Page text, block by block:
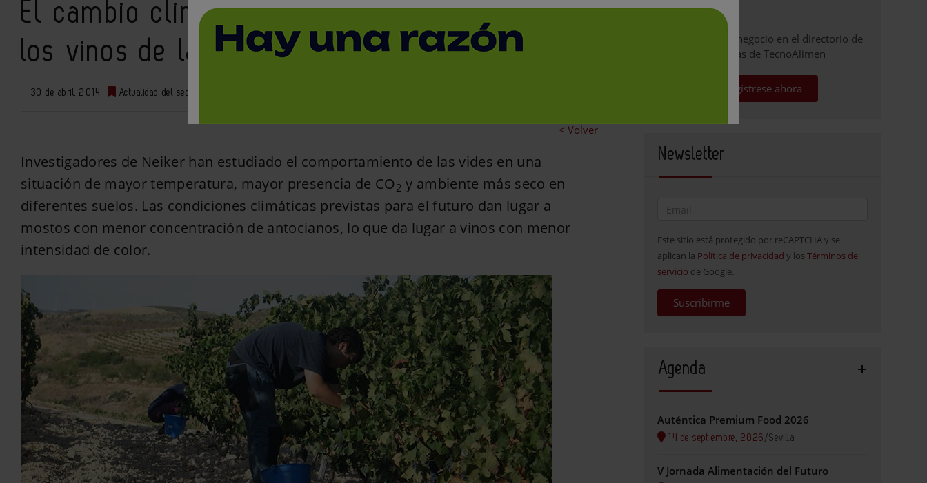
El cambio climático afectará a la calidad de
los vinos de la variedad de uva Tempranillo
30 de abril, 2014 Actualidad del sector
< Volver
Investigadores de Neiker han estudiado el comportamiento de las vides en una
situación de mayor temperatura, mayor presencia de CO 2 y ambiente más seco en
diferentes suelos. Las condiciones climáticas previstas para el futuro dan lugar a
mostos con menor concentración de antocianos, lo que da lugar a vinos con menor
intensidad de color.
Promocione su negocio en el directorio de
empresas de TecnoAlimen
Regístrese ahora
Newsletter
Este sitio está protegido por reCAPTCHA y se
aplican la Política de privacidad y losTérminos de
servicio de Google.
Suscribirme
Agenda
Auténtica Premium Food 2026
14 de septiembre, 2026 /Sevilla
V Jornada Alimentación del Futuro